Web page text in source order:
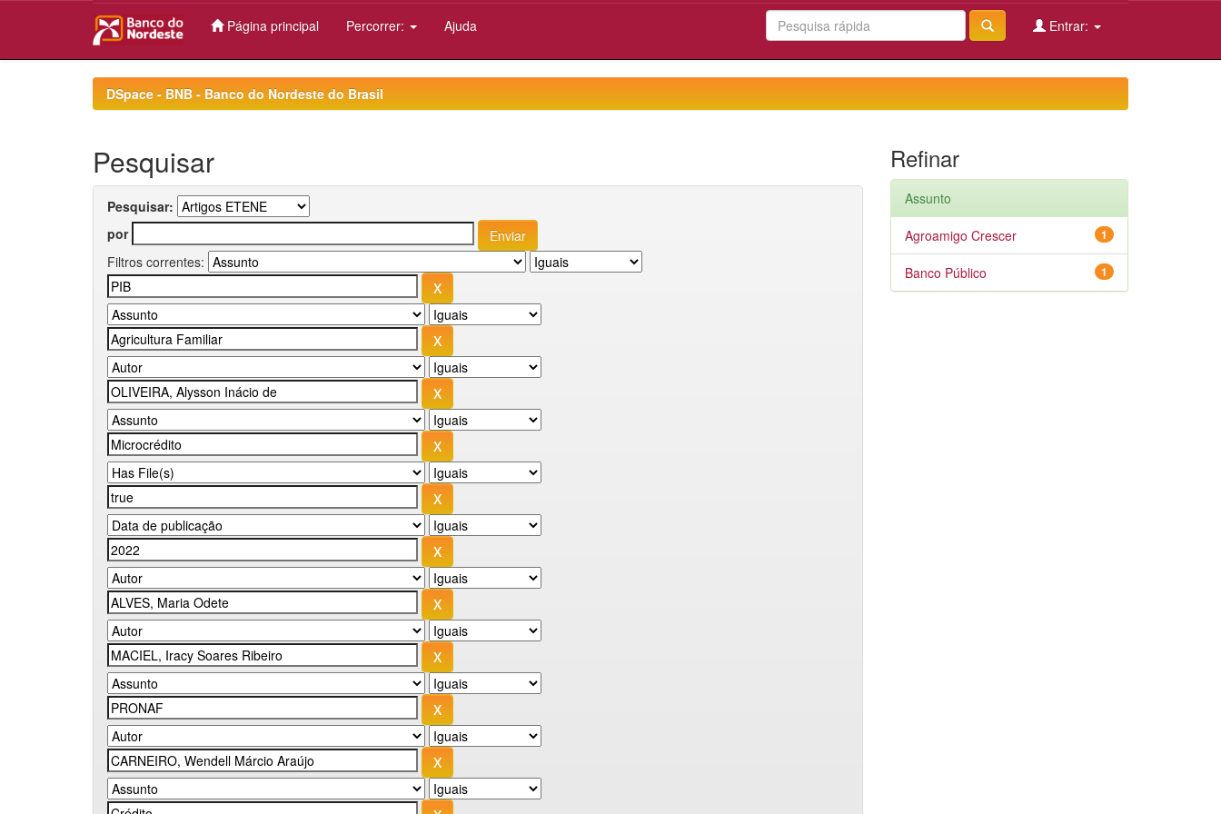
Página principal Percorrer: Ajuda Entrar:
DSpace - BNB - Banco do Nordeste do Brasil
Pesquisar
Pesquisar:
por
Filtros correntes:
Refinar
Assunto
1
Agroamigo Crescer
1
Banco Público